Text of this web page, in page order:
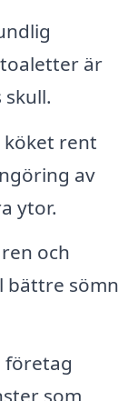
är
köket rent
av
ytor.
ren och
bättre sömn
företag
som